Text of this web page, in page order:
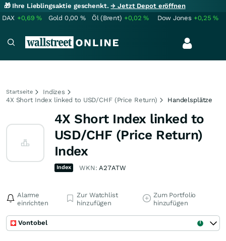
🎁 Ihre Lieblingsaktie geschenkt.→ Jetzt Depot eröffnen
DAX +0,69% Gold 0,00 % Öl (Brent) +0,02% Dow Jones +0,25%
Startseite
Indizes
4X Short Index linked to USD/CHF (Price Return)
Handelsplätze
4X Short Index linked to
USD/CHF (Price Return)
Index
Index WKN:A27ATW
Alarme
einrichten
Zur Watchlist
hinzufügen
Zum Portfolio
hinzufügen
Vontobel